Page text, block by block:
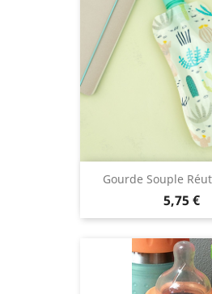
Gourde Souple
5,75 €